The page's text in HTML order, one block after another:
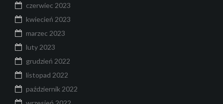
czerwiec 2023
kwiecień 2023
marzec 2023
luty 2023
grudzień 2022
listopad 2022
październik 2022